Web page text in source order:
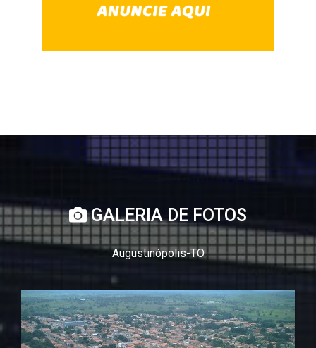
GALERIA DE FOTOS
Augustinópolis-TO